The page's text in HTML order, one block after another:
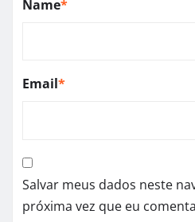
Name*
Email*
Salvar meus dados neste
próxima vez que eu